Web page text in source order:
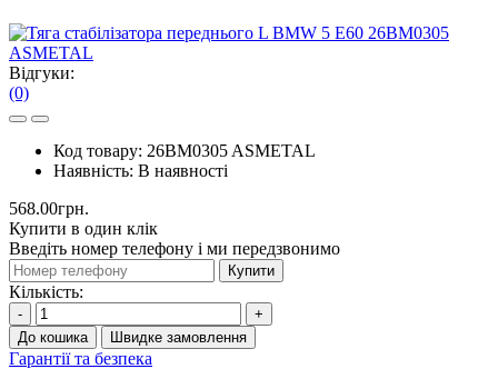
Відгуки:
(0)
Код товару: 26BM0305 ASMETAL
Наявність: В наявності
568.00грн.
Купити в один клік
Введіть номер телефону і ми передзвонимо
Купити
Кількість:
-
+
До кошика
Швидке замовлення
Гарантії та безпека